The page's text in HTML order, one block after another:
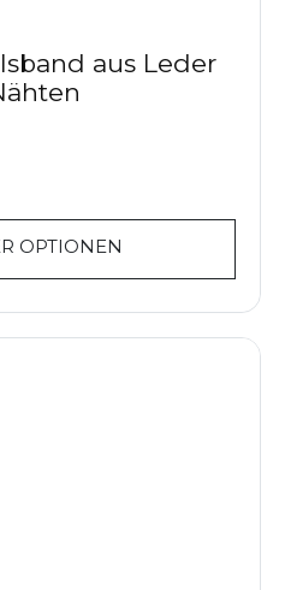
aus Leder
OPTIONEN